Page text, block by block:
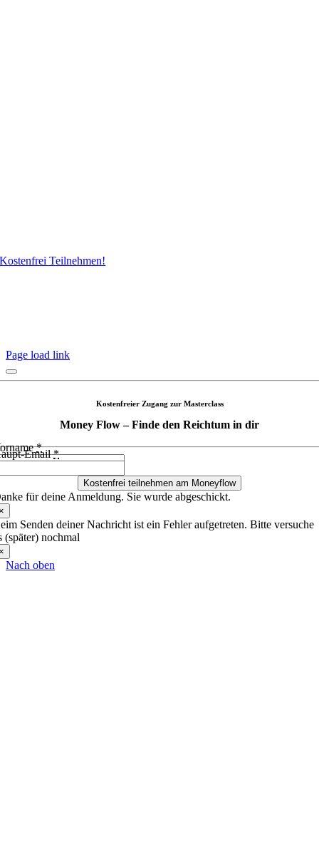
Kostenfrei Teilnehmen!
Page load link
Kostenfreier Zugang zur Masterclass
Money Flow – Finde den Reichtum in dir
*
Email*
Kostenfrei teilnehmen am Moneyflow
für deine Anmeldung. Sie wurde abgeschickt.
Senden deiner Nachricht ist ein Fehler aufgetreten. Bitte versuche
(später) nochmal
Nach oben